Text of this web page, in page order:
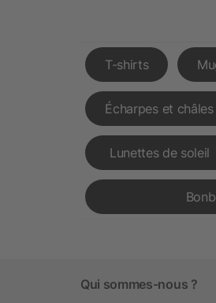
T-shirts
Écharpes et châles
Lunettes de soleil
Qui sommes-nous ?